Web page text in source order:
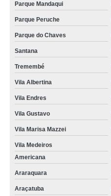
Parque Mandaqui
Parque Peruche
Parque do Chaves
Santana
Tremembé
Vila Albertina
Vila Endres
Vila Gustavo
Vila Marisa Mazzei
Vila Medeiros
Americana
Araraquara
Araçatuba